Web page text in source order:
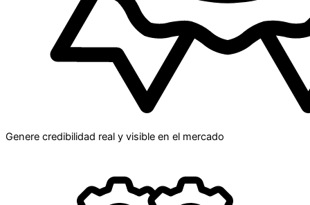
Genere credibilidad real y visible en el mercado